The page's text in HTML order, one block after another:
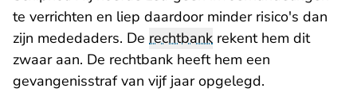
te verrichten en liep daardoor minder risico's dan
zijn mededaders. De rechtbank rekent hem dit
zwaar aan. De rechtbank heeft hem een
gevangenisstraf van vijf jaar opgelegd.